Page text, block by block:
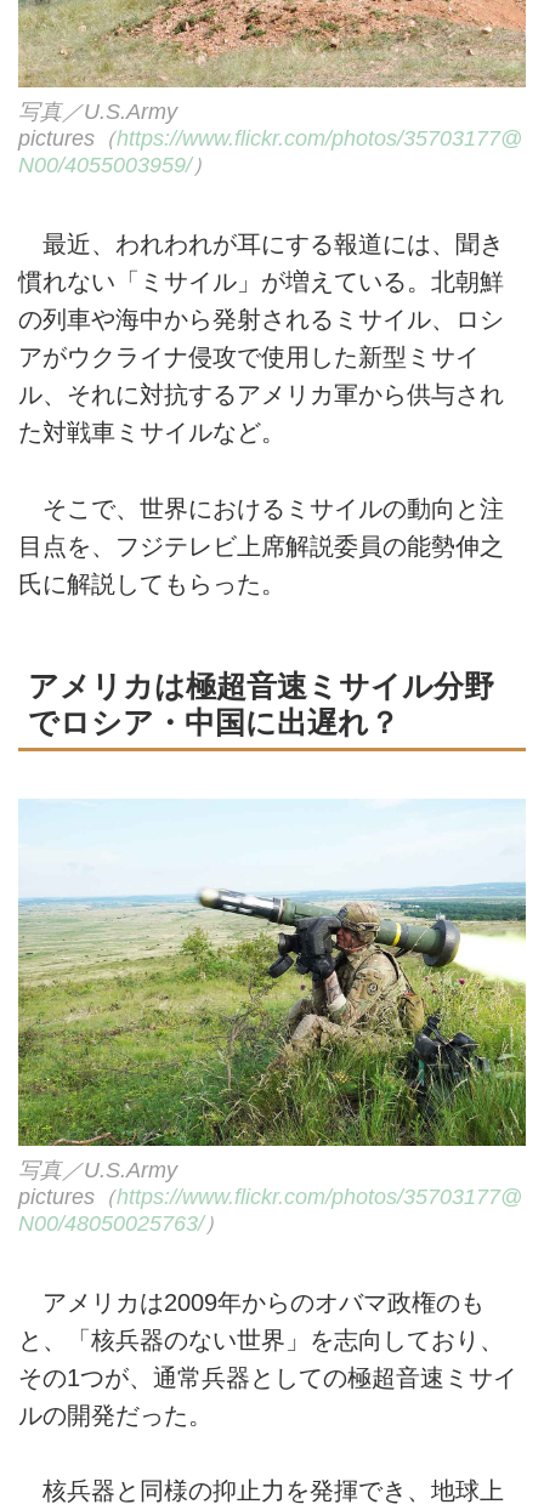
写真／U.S.Army
pictures（https://www.flickr.com/photos/35703177@
N00/4055003959/）
最近、われわれが耳にする報道には、聞き
慣れない「ミサイル」が増えている。北朝鮮
の列車や海中から発射されるミサイル、ロシ
アがウクライナ侵攻で使用した新型ミサイ
ル、それに対抗するアメリカ軍から供与され
た対戦車ミサイルなど。
そこで、世界におけるミサイルの動向と注
目点を、フジテレビ上席解説委員の能勢伸之
氏に解説してもらった。
アメリカは極超音速ミサイル分野
でロシア・中国に出遅れ？
写真／U.S.Army
pictures（https://www.flickr.com/photos/35703177@
N00/48050025763/）
アメリカは2009年からのオバマ政権のも
と、「核兵器のない世界」を志向しており、
その1つが、通常兵器としての極超音速ミサイ
ルの開発だった。
核兵器と同様の抑止力を発揮でき、地球上